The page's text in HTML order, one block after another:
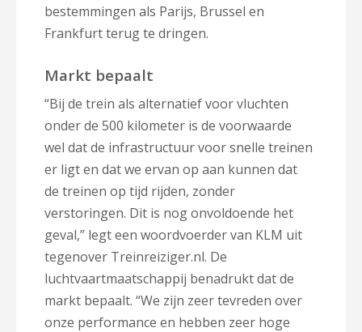
bestemmingen als Parijs, Brussel en
Frankfurt terug te dringen.
Markt bepaalt
“Bij de trein als alternatief voor vluchten
onder de 500 kilometer is de voorwaarde
wel dat de infrastructuur voor snelle treinen
er ligt en dat we ervan op aan kunnen dat
de treinen op tijd rijden, zonder
verstoringen. Dit is nog onvoldoende het
geval,” legt een woordvoerder van KLM uit
tegenover Treinreiziger.nl. De
luchtvaartmaatschappij benadrukt dat de
markt bepaalt. “We zijn zeer tevreden over
onze performance en hebben zeer hoge